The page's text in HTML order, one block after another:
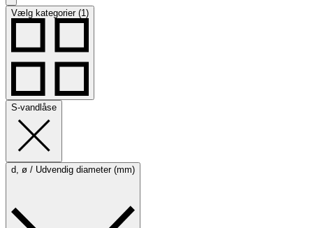
Vælg kategorier (1)
S-vandlåse
d, ø / Udvendig diameter (mm)